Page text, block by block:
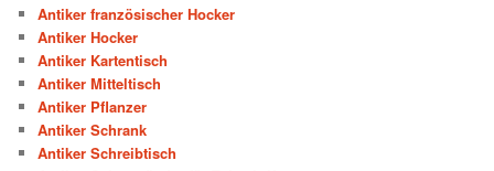
Antiker französischer Hocker
Antiker Hocker
Antiker Kartentisch
Antiker Mitteltisch
Antiker Pflanzer
Antiker Schrank
Antiker Schreibtisch